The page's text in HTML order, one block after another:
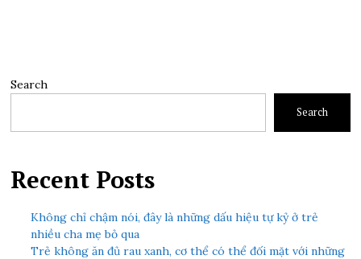
Search
Search
Recent Posts
Không chỉ chậm nói, đây là những dấu hiệu tự kỷ ở trẻ
nhiều cha mẹ bỏ qua
Trẻ không ăn đủ rau xanh, cơ thể có thể đối mặt với những